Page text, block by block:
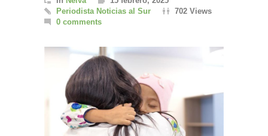
Periodista Noticias al Sur
702 Views
0 comments